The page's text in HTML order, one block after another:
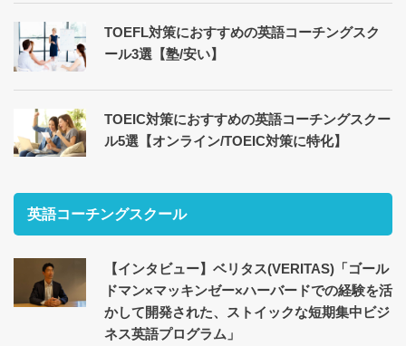
TOEFL対策におすすめの英語コーチングスク
ール3選【塾/安い】
TOEIC対策におすすめの英語コーチングスクー
ル5選【オンライン/TOEIC対策に特化】
英語コーチングスクール
【インタビュー】ベリタス(VERITAS)「ゴール
ドマン×マッキンゼー×ハーバードでの経験を活
かして開発された、ストイックな短期集中ビジ
ネス英語プログラム」